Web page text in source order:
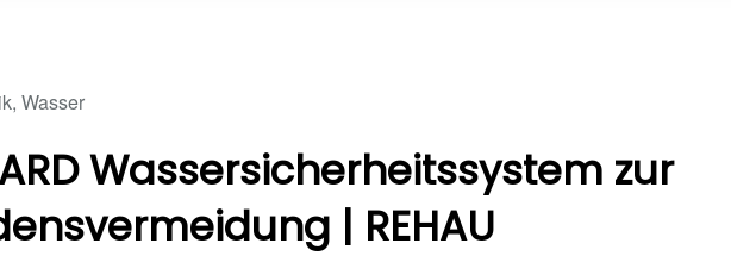
, Wasser
Wassersicherheitssystem zur
| REHAU